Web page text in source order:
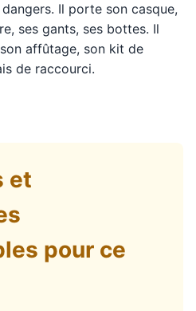
Il porte son casque,
ses gants, ses bottes. Il
affûtage, son kit de
de raccourci.
et
pour ce